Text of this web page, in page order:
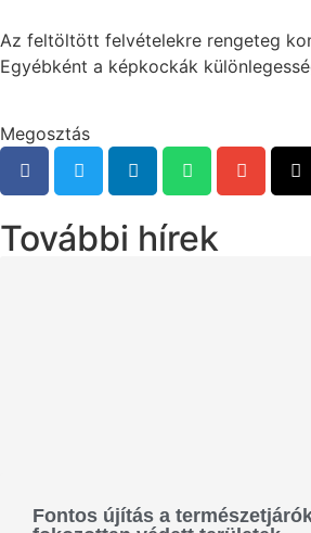
Az feltöltött felvételekre rengeteg
Egyébként a képkockák
Megosztás
További hírek
Fontos újítás a